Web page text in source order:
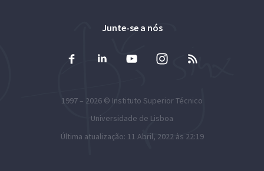
Junte-se a nós
1997 – 2026 © Instituto Superior Técnico
Universidade de Lisboa
Última atualização: 11 Abril, 2022 às 22:19